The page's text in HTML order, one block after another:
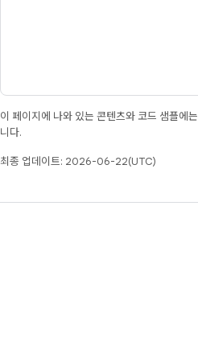
이 페이지에 나와 있는 콘텐츠와 코드 샘플에는
니다.
최종 업데이트: 2026-06-22(UTC)